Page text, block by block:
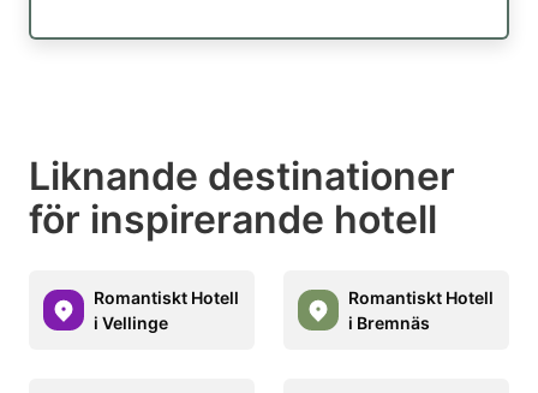
Liknande destinationer
för inspirerande hotell
Romantiskt Hotell
i Vellinge
Romantiskt Hotell
i Bremnäs